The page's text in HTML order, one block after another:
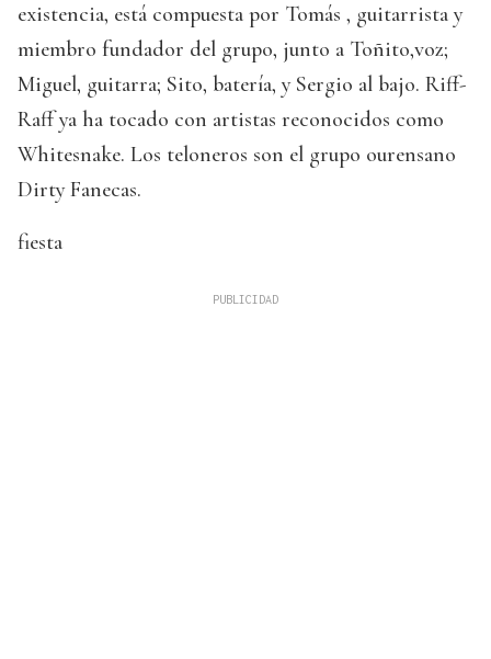
existencia, está compuesta por Tomás , guitarrista y
miembro fundador del grupo, junto a Toñito,voz;
Miguel, guitarra; Sito, batería, y Sergio al bajo. Riff-
Raff ya ha tocado con artistas reconocidos como
Whitesnake. Los teloneros son el grupo ourensano
Dirty Fanecas.
fiesta